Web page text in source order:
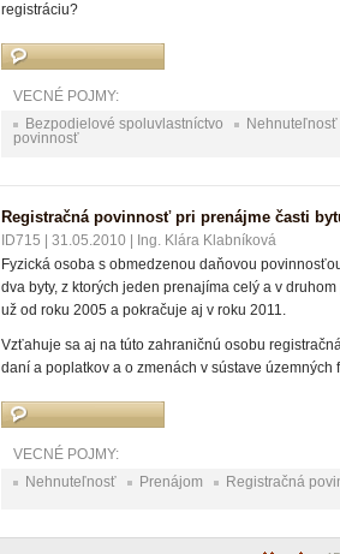
registráciu?
VECNÉ POJMY:
Bezpodielové spoluvlastníctvo
Nehnuteľnosť
povinnosť
Registračná povinnosť pri prenájme časti
ID715 31.05.2010
Ing. Klára Klabníková
Fyzická osoba s obmedzenou daňovou
dva byty, z ktorých jeden prenajíma celý a v
už od roku 2005 a pokračuje aj v roku 2011.
Vzťahuje sa aj na túto zahraničnú osobu
daní a poplatkov a o zmenách v sústave územných
VECNÉ POJMY:
Nehnuteľnosť
Prenájom Registračná